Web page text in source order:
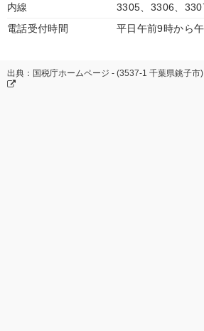
内線
3305、3306、
電話受付時間
平日午前9時から
出典：国税庁ホームページ - (3537-1 千葉県銚子市